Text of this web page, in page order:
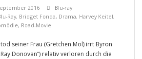
2016
Blu-ray
Ray, Bridget Fonda, Drama, Harvey Keitel,
, Road-Movie
seiner Frau (Gretchen Mol) irrt Byron
Donovan“) relativ verloren durch die